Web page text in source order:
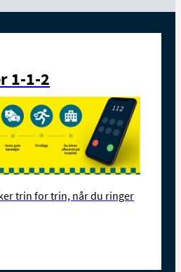
1-1-2
trin for trin, når du ringer